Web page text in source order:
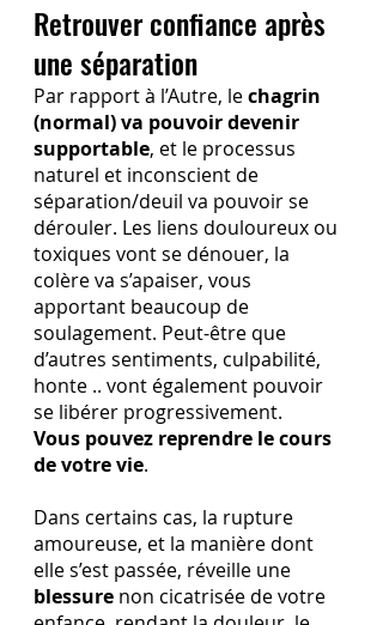
Retrouver confiance après
une séparation
Par rapport à l’Autre, le chagrin
(normal) va pouvoir devenir
supportable, et le processus
naturel et inconscient de
séparation/deuil va pouvoir se
dérouler. Les liens douloureux ou
toxiques vont se dénouer, la
colère va s’apaiser, vous
apportant beaucoup de
soulagement. Peut-être que
d’autres sentiments, culpabilité,
honte .. vont également pouvoir
se libérer progressivement.
Vous pouvez reprendre le cours
de votre vie.
Dans certains cas, la rupture
amoureuse, et la manière dont
elle s’est passée, réveille une
blessure non cicatrisée de votre